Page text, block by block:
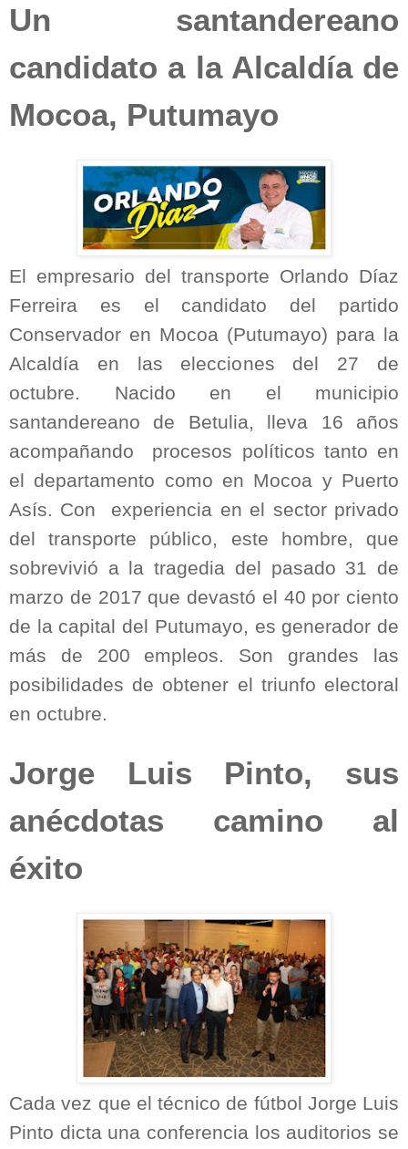
Un santandereano
candidato a la Alcaldía de
Mocoa, Putumayo
El empresario del transporte Orlando Díaz
Ferreira es el candidato del partido
Conservador en Mocoa (Putumayo) para la
Alcaldía en las elecciones del 27 de
octubre. Nacido en el municipio
santandereano de Betulia, lleva 16 años
acompañando
procesos políticos tanto en
el departamento como en Mocoa y Puerto
Asís. Con
experiencia en el sector privado
del transporte público, este hombre, que
sobrevivió a la tragedia del pasado 31 de
marzo de 2017 que devastó el 40 por ciento
de la capital del Putumayo, es generador de
más de 200 empleos. Son grandes las
posibilidades de obtener el triunfo electoral
en octubre.
Jorge Luis Pinto, sus
anécdotas camino al
éxito
Cada vez que el técnico de fútbol Jorge Luis
Pinto dicta una conferencia los auditorios se